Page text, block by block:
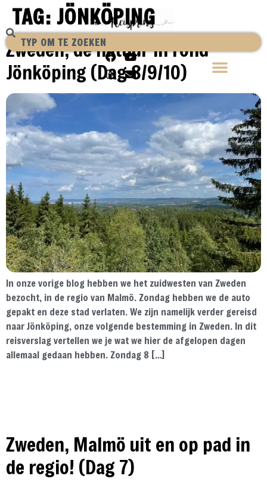
TAG: JÖNKÖPING
Zweden, de natuur in rond
Jönköping (Dag 8/9/10)
In onze vorige blog hebben we het zuidwesten van Zweden
bezocht, in de regio van Malmö. Zondag hebben we de auto
gepakt en deze stad verlaten. We zijn namelijk verder gereisd
naar Jönköping, onze volgende bestemming in Zweden. In dit
reisverslag vertellen we je wat we hier de afgelopen dagen
allemaal gedaan hebben. Zondag 8 […]
Zweden, Malmö uit en op pad in
de regio! (Dag 7)